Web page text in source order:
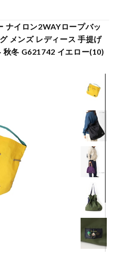
イロン2WAYロープバッ
メンズ レディース 手提げ
秋冬 G621742 イエロー(10)